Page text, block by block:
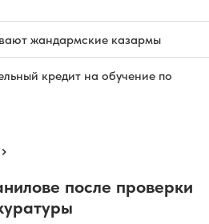
жандармские казармы
кредит на обучение по
после проверки